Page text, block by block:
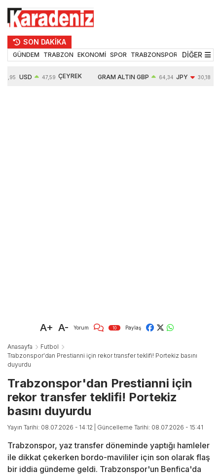
SON DAKİKA
GÜNDEM TRABZON EKONOMİ SPOR TRABZONSPOR TEKNOLOJİ
DİĞER
USD 47,59 ÇEYREK GRAM ALTIN GBP 64,34 JPY 30,18
A+ A- Yorum 10 Paylaş
Anasayfa
Futbol
Trabzonspor'dan Prestianni için rekor transfer teklifi! Portekiz basını
duyurdu
Trabzonspor'dan Prestianni için
rekor transfer teklifi! Portekiz
basını duyurdu
Yayın Tarihi: 08.07.2026 - 14:12 | Güncelleme Tarihi: 08.07.2026 - 15:41
Trabzonspor, yaz transfer döneminde yaptığı hamleler
ile dikkat çekerken bordo-mavililer için son olarak flaş
bir iddia gündeme geldi. Trabzonspor'un Benfica'da